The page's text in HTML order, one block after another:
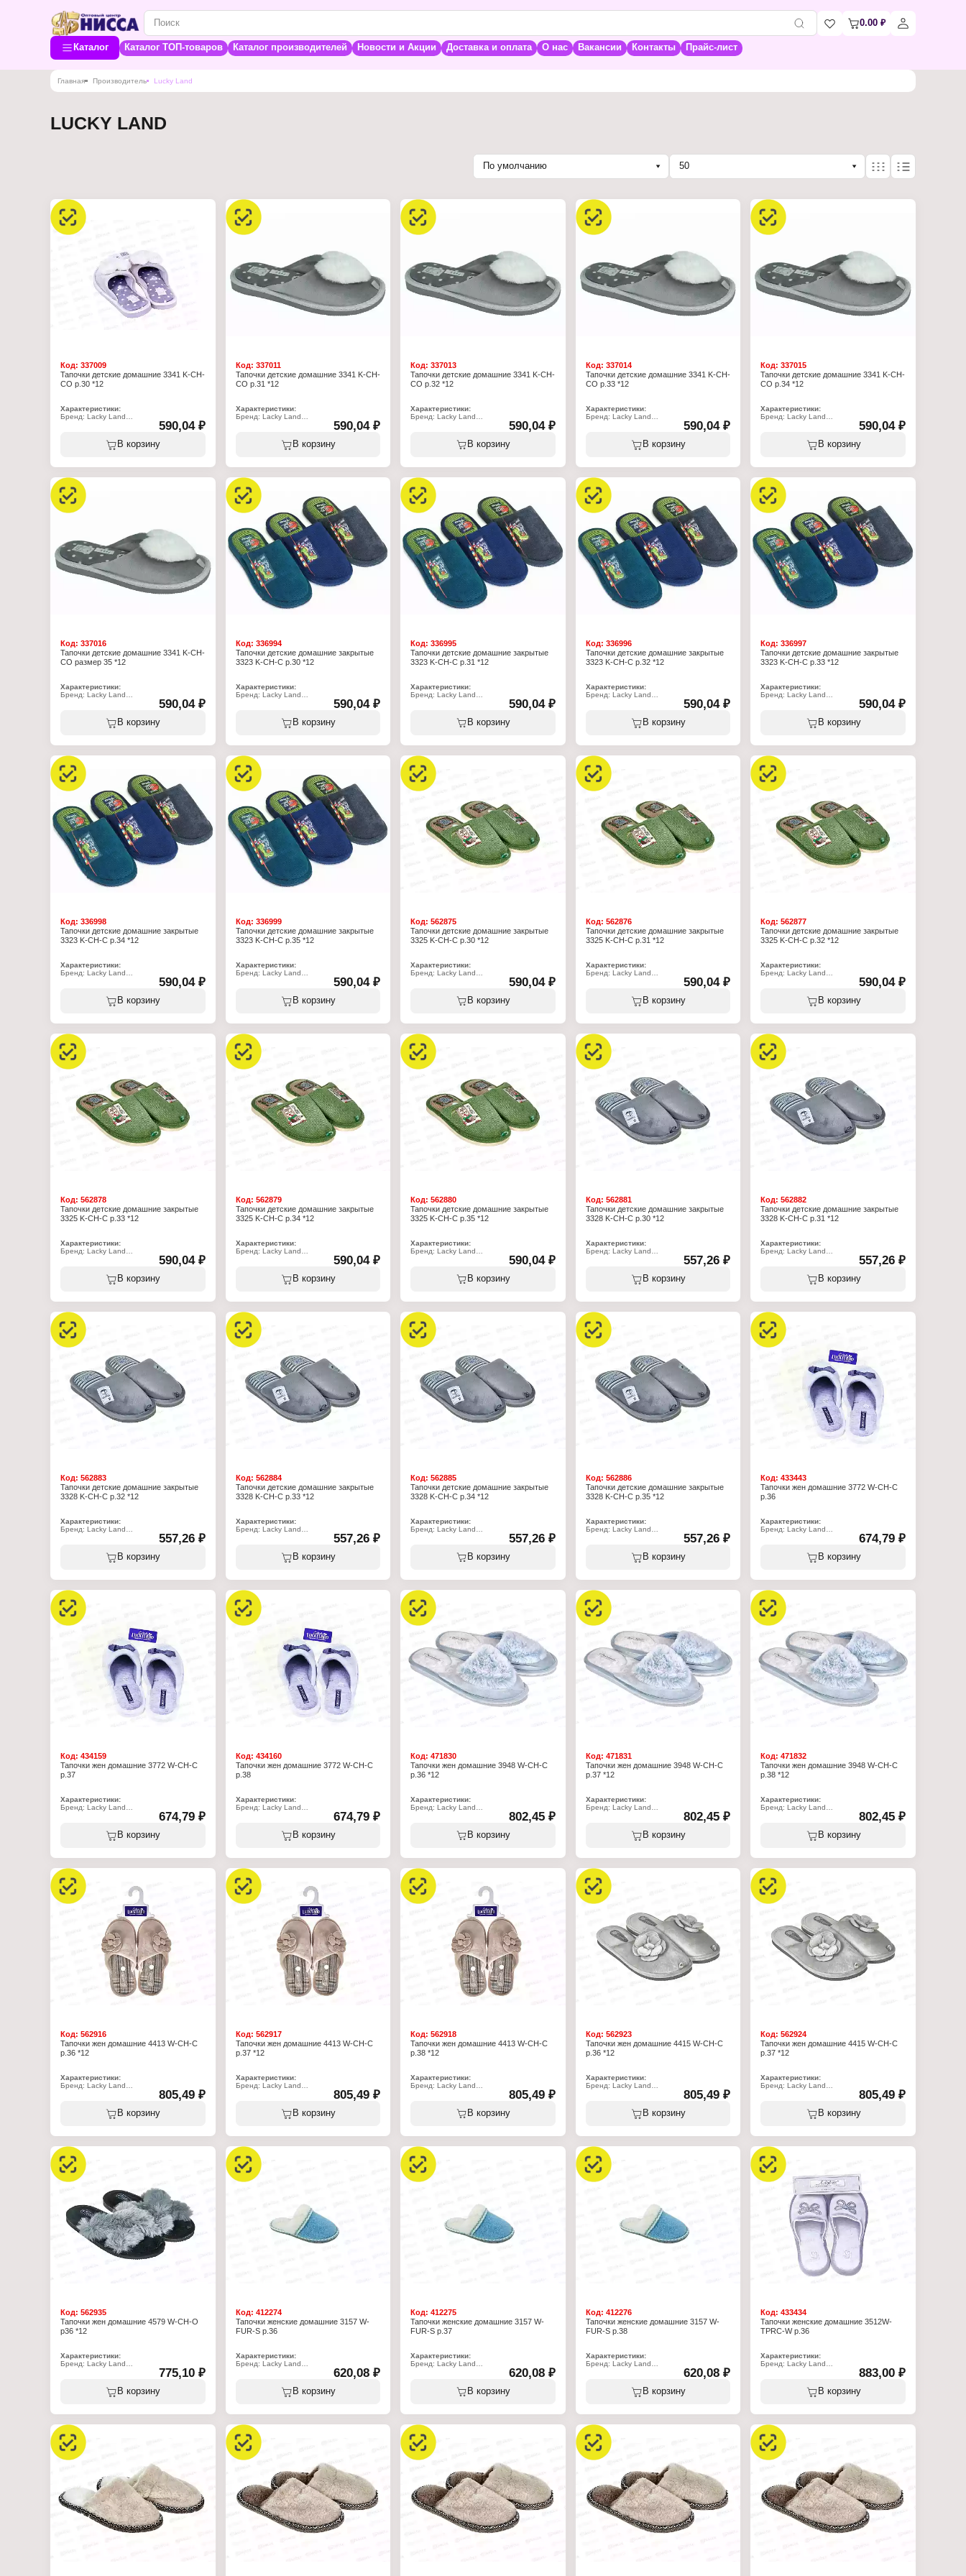
0.00 ₽
Каталог Каталог ТОП-товаров Каталог производителей Новости и Акции Доставка и оплата О нас Вакансии Контакты Прайс-лист
Главная Производитель Lucky Land
LUCKY LAND
По умолчанию 50
Код: 337009
Тапочки детские домашние 3341 K-CH-
CO р.30 *12
Характеристики:
Бренд: Lacky Land
Назначение: детские
Пол: для девочек
Вид задника: с открытой пяткой
Материал верха: полиэстер 100%
Материал подклада: полиэстер 70%,
хлопок 30%
Подошва: ЭВА
590,04 ₽
В корзину
Код: 337011
Тапочки детские домашние 3341 K-CH-
CO р.31 *12
Характеристики:
Бренд: Lacky Land
Назначение: детские
Пол: для девочек
Вид задника: с открытой пяткой
Материал верха: полиэстер 100%
Материал подклада: полиэстер 70%,
хлопок 30%
Подошва: ЭВА
Полнота: 5
Размер: 31 р-р
590,04 ₽
В корзину
Код:337013
Тапочки детские домашние 3341 K-CH-
CO р.32 *12
Характеристики:
Бренд: Lacky Land
Назначение: детские
Пол: для девочек
Вид задника: с открытой пяткой
Материал верха: полиэстер 100%
Материал подклада: полиэстер 70%,
хлопок 30%
Подошва: ЭВА
Полнота: 5
Размер: 32 р-р
590,04 ₽
В корзину
Код: 337014
Тапочки детские домашние 3341 K-CH-
CO р.33 *12
Характеристики:
Бренд: Lacky Land
Назначение: детские
Пол: для девочек
Вид задника: с открытой пяткой
Материал верха: полиэстер 100%
Материал подклада: полиэстер 70%,
хлопок 30%
Подошва: ЭВА
Полнота: 5
Размер: 33 р-р
590,04 ₽
В корзину
Код:337015
Тапочки детские домашние 3341 K-CH-
CO р.34 *12
Характеристики:
Бренд: Lacky Land
Назначение: детские
Пол: для девочек
Вид задника: с открытой пяткой
Материал верха: полиэстер 100%
Материал подклада: полиэстер 70%,
хлопок 30%
Подошва: ЭВА
Полнота: 5
Размер: 34 р-р
590,04 ₽
В корзину
Код: 337016
Тапочки детские домашние 3341 K-CH-
CO размер 35 *12
Характеристики:
Бренд: Lacky Land
Назначение: детские
Пол: для девочек
Вид задника: с открытой пяткой
Материал верха: полиэстер 100%
Материал подклада: полиэстер 70%,
хлопок 30%
Подошва: ЭВА
Полнота: 5
Размер: 35 р-р
590,04 ₽
В корзину
Код: 336994
Тапочки детские домашние закрытые
3323 K-CH-C р.30 *12
Характеристики:
Бренд: Lacky Land
Назначение: детские
Пол: для мальчиков
Вид задника: с открытой пяткой
Материал верха: полиэстер 100%
Материал подклада: полиэстер 70%,
хлопок 30%
Подошва: ЭВА
Полнота: 5
Высота каблука: 15 мм
Размер: 30 р-р
590,04 ₽
В корзину
Код:336995
Тапочки детские домашние закрытые
3323 K-CH-C р.31 *12
Характеристики:
Бренд: Lacky Land
Назначение: детские
Пол: для мальчиков
Вид задника: с открытой пяткой
Материал верха: полиэстер 100%
Материал подклада: полиэстер 70%,
хлопок 30%
Подошва: ЭВА
Высота каблука: 15 мм
Размер: 31 р-р
590,04 ₽
В корзину
Код: 336996
Тапочки детские домашние закрытые
3323 K-CH-C р.32 *12
Характеристики:
Бренд: Lacky Land
Назначение: детские
Пол: для мальчиков
Вид задника: с открытой пяткой
Материал верха: полиэстер 100%
Материал подклада: полиэстер 70%,
хлопок 30%
Подошва: ЭВА
Высота каблука: 15 мм
Размер: 32 р-р
590,04 ₽
В корзину
Код:336997
Тапочки детские домашние закрытые
3323 K-CH-C р.33 *12
Характеристики:
Бренд: Lacky Land
Назначение: детские
Пол: для мальчиков
Вид задника: с открытой пяткой
Материал верха: полиэстер 100%
Материал подклада: полиэстер 70%,
хлопок 30%
Подошва: ЭВА
Высота каблука: 15 мм
Размер: 33 р-р
590,04 ₽
В корзину
Код: 336998
Тапочки детские домашние закрытые
3323 K-CH-C р.34 *12
Характеристики:
Бренд: Lacky Land
Назначение: детские
Пол: для мальчиков
Вид задника: с открытой пяткой
Материал верха: полиэстер 100%
Материал подклада: полиэстер 70%,
хлопок 30%
Подошва: ЭВА
Высота каблука: 15 мм
Размер: 34 р-р
590,04 ₽
В корзину
Код: 336999
Тапочки детские домашние закрытые
3323 K-CH-C р.35 *12
Характеристики:
Бренд: Lacky Land
Назначение: детские
Пол: для мальчиков
Вид задника: с открытой пяткой
Материал верха: полиэстер 100%
Материал подклада: полиэстер 70%,
хлопок 30%
Подошва: ЭВА
Высота каблука: 15 мм
Размер: 35 р-р
590,04 ₽
В корзину
Код:562875
Тапочки детские домашние закрытые
3325 K-CH-C р.30 *12
Характеристики:
Бренд: Lacky Land
Назначение: детские
Пол: для мальчиков
Вид задника: с открытой пяткой
Материал верха: полиэстер 100%
Материал подклада: полиэстер 70%,
хлопок 30%
Подошва: ЭВА
Высота каблука: 15 мм
Размер: 30 р-р
590,04 ₽
В корзину
Код: 562876
Тапочки детские домашние закрытые
3325 K-CH-C р.31 *12
Характеристики:
Бренд: Lacky Land
Назначение: детские
Пол: для мальчиков
Вид задника: с открытой пяткой
Материал верха: полиэстер 100%
Материал подклада: полиэстер 70%,
хлопок 30%
Подошва: ЭВА
Высота каблука: 15 мм
Размер: 31 р-р
590,04 ₽
В корзину
Код:562877
Тапочки детские домашние закрытые
3325 K-CH-C р.32 *12
Характеристики:
Бренд: Lacky Land
Назначение: детские
Пол: для мальчиков
Вид задника: с открытой пяткой
Материал верха: полиэстер 100%
Материал подклада: полиэстер 70%,
хлопок 30%
Подошва: ЭВА
Высота каблука: 15 мм
Размер: 32 р-р
590,04 ₽
В корзину
Код: 562878
Тапочки детские домашние закрытые
3325 K-CH-C р.33 *12
Характеристики:
Бренд: Lacky Land
Назначение: детские
Пол: для мальчиков
Вид задника: с открытой пяткой
Материал верха: полиэстер 100%
Материал подклада: полиэстер 70%,
хлопок 30%
Подошва: ЭВА
Высота каблука: 15 мм
Размер: 33 р-р
590,04 ₽
В корзину
Код: 562879
Тапочки детские домашние закрытые
3325 K-CH-C р.34 *12
Характеристики:
Бренд: Lacky Land
Назначение: детские
Пол: для мальчиков
Вид задника: с открытой пяткой
Материал верха: полиэстер 100%
Материал подклада: полиэстер 70%,
хлопок 30%
Подошва: ЭВА
Высота каблука: 15 мм
Размер: 34 р-р
590,04 ₽
В корзину
Код:562880
Тапочки детские домашние закрытые
3325 K-CH-C р.35 *12
Характеристики:
Бренд: Lacky Land
Назначение: детские
Пол: для мальчиков
Вид задника: с открытой пяткой
Материал верха: полиэстер 100%
Материал подклада: полиэстер 70%,
хлопок 30%
Подошва: ЭВА
Высота каблука: 15 мм
Размер: 35 р-р
590,04 ₽
В корзину
Код: 562881
Тапочки детские домашние закрытые
3328 K-CH-C р.30 *12
Характеристики:
Бренд: Lacky Land
Назначение: детские
Пол: для мальчиков
Вид задника: с открытой пяткой
Материал верха: полиэстер 100%
Материал подклада: полиэстер 70%,
хлопок 30%
Подошва: ЭВА
Высота каблука: 15 мм
Размер: 30 р-р
557,26 ₽
В корзину
Код:562882
Тапочки детские домашние закрытые
3328 K-CH-C р.31 *12
Характеристики:
Бренд: Lacky Land
Назначение: детские
Пол: для мальчиков
Вид задника: с открытой пяткой
Материал верха: полиэстер 100%
Материал подклада: полиэстер 70%,
хлопок 30%
Подошва: ЭВА
Высота каблука: 15 мм
Размер: 31 р-р
557,26 ₽
В корзину
Код: 562883
Тапочки детские домашние закрытые
3328 K-CH-C р.32 *12
Характеристики:
Бренд: Lacky Land
Назначение: детские
Пол: для мальчиков
Вид задника: с открытой пяткой
Материал верха: полиэстер 100%
Материал подклада: полиэстер 70%,
хлопок 30%
Подошва: ЭВА
Высота каблука: 15 мм
Размер: 32 р-р
557,26 ₽
В корзину
Код: 562884
Тапочки детские домашние закрытые
3328 K-CH-C р.33 *12
Характеристики:
Бренд: Lacky Land
Назначение: детские
Пол: для мальчиков
Вид задника: с открытой пяткой
Материал верха: полиэстер 100%
Материал подклада: полиэстер 70%,
хлопок 30%
Подошва: ЭВА
Высота каблука: 15 мм
Размер: 33 р-р
557,26 ₽
В корзину
Код:562885
Тапочки детские домашние закрытые
3328 K-CH-C р.34 *12
Характеристики:
Бренд: Lacky Land
Назначение: детские
Пол: для мальчиков
Вид задника: с открытой пяткой
Материал верха: полиэстер 100%
Материал подклада: полиэстер 70%,
хлопок 30%
Подошва: ЭВА
Полнота: 5
Высота каблука: 15 мм
Размер: 34 р-р
557,26 ₽
В корзину
Код: 562886
Тапочки детские домашние закрытые
3328 K-CH-C р.35 *12
Характеристики:
Бренд: Lacky Land
Назначение: детские
Пол: для мальчиков
Вид задника: с открытой пяткой
Материал верха: полиэстер 100%
Материал подклада: полиэстер 70%,
хлопок 30%
Подошва: ЭВА
Полнота: 5
Высота каблука: 15 мм
Размер: 35 р-р
557,26 ₽
В корзину
Код:433443
Тапочки жен домашние 3772 W-CH-C
р.36
Характеристики:
Бренд: Lacky Land
Назначение: взрослые
Вид задника: с открытой пяткой
Материал верха: полиэстер 100%
Материал подклада: полиэстер 100%
Подошва: ЭВА
Полнота: 7
Размер: 36 р-р
674,79 ₽
В корзину
Код: 434159
Тапочки жен домашние 3772 W-CH-C
р.37
Характеристики:
Бренд: Lacky Land
Назначение: взрослые
Вид задника: с открытой пяткой
Материал верха: полиэстер 100%
Материал подклада: полиэстер 100%
Подошва: ЭВА
Полнота: 7
674,79 ₽
В корзину
Код: 434160
Тапочки жен домашние 3772 W-CH-C
р.38
Характеристики:
Бренд: Lacky Land
Назначение: взрослые
Вид задника: с открытой пяткой
Материал верха: полиэстер 100%
Материал подклада: полиэстер 100%
Подошва: ЭВА
Полнота: 7
674,79 ₽
В корзину
Код:471830
Тапочки жен домашние 3948 W-CH-C
р.36 *12
Характеристики:
Бренд: Lacky Land
Назначение: взрослые
Вид задника: с открытой пяткой
Материал верха: полиэстер 100%
Материал подклада: полиэстер 100%
Подошва: ЭВА
Полнота: 7
802,45 ₽
В корзину
Код: 471831
Тапочки жен домашние 3948 W-CH-C
р.37 *12
Характеристики:
Бренд: Lacky Land
Назначение: взрослые
Вид задника: с открытой пяткой
Материал верха: полиэстер 100%
Материал подклада: полиэстер 100%
Подошва: ЭВА
Полнота: 7
802,45 ₽
В корзину
Код:471832
Тапочки жен домашние 3948 W-CH-C
р.38 *12
Характеристики:
Бренд: Lacky Land
Назначение: взрослые
Вид задника: с открытой пяткой
Материал верха: полиэстер 100%
Материал подклада: полиэстер 100%
Подошва: ЭВА
Полнота: 7
802,45 ₽
В корзину
Код: 562916
Тапочки жен домашние 4413 W-CH-C
р.36 *12
Характеристики:
Бренд: Lacky Land
Назначение: взрослые
Вид задника: с открытой пяткой
Материал верха: полиэстер 100%
Материал подклада: полиэстер 100%
Подошва: ЭВА
Полнота: 7
805,49 ₽
В корзину
Код: 562917
Тапочки жен домашние 4413 W-CH-C
р.37 *12
Характеристики:
Бренд: Lacky Land
Назначение: взрослые
Вид задника: с открытой пяткой
Материал верха: полиэстер 100%
Материал подклада: полиэстер 100%
Подошва: ЭВА
Полнота: 7
805,49 ₽
В корзину
Код:562918
Тапочки жен домашние 4413 W-CH-C
р.38 *12
Характеристики:
Бренд: Lacky Land
Назначение: взрослые
Вид задника: с открытой пяткой
Материал верха: полиэстер 100%
Материал подклада: полиэстер 100%
Подошва: ЭВА
Полнота: 7
805,49 ₽
В корзину
Код: 562923
Тапочки жен домашние 4415 W-CH-C
р.36 *12
Характеристики:
Бренд: Lacky Land
Назначение: взрослые
Вид задника: с открытой пяткой
Материал верха: полиэстер 100%
Материал подклада: полиэстер 100%
Подошва: ЭВА
Полнота: 7
805,49 ₽
В корзину
Код:562924
Тапочки жен домашние 4415 W-CH-C
р.37 *12
Характеристики:
Бренд: Lacky Land
Назначение: взрослые
Вид задника: с открытой пяткой
Материал верха: полиэстер 100%
Материал подклада: полиэстер 100%
Подошва: ЭВА
Полнота: 7
Размер: 37 р-р
805,49 ₽
В корзину
Код: 562935
Тапочки жен домашние 4579 W-CH-O
р36 *12
Характеристики:
Бренд: Lacky Land
Назначение: взрослые
Вид задника: с открытой пяткой
Материал верха: искусственный мех
Материал подклада: полиэстер 100%
Подошва: ЭВА
Полнота: 7
775,10 ₽
В корзину
Код: 412274
Тапочки женcкие домашние 3157 W-
FUR-S р.36
Характеристики:
Бренд: Lacky Land
Назначение: взрослые
Вид задника: с открытой пяткой
Материал верха: искусственный мех
Материал подклада: искусственный мех
Подошва: войлок (100% полиэстер)
Полнота: 7
620,08 ₽
В корзину
Код:412275
Тапочки женcкие домашние 3157 W-
FUR-S р.37
Характеристики:
Бренд: Lacky Land
Назначение: взрослые
Вид задника: с открытой пяткой
Материал верха: искусственный мех
Материал подклада: искусственный мех
Подошва: войлок (100% полиэстер)
Полнота: 7
620,08 ₽
В корзину
Код: 412276
Тапочки женcкие домашние 3157 W-
FUR-S р.38
Характеристики:
Бренд: Lacky Land
Назначение: взрослые
Вид задника: с открытой пяткой
Материал верха: искусственный мех
Материал подклада: искусственный мех
Подошва: войлок (100% полиэстер)
Полнота: 7
620,08 ₽
В корзину
Код:433434
Тапочки женcкие домашние 3512W-
TPRC-W р.36
Характеристики:
Бренд: Lacky Land
Назначение: взрослые
Вид задника: с открытой пяткой
Материал верха: хлопок 30%, полиэстер
70%
Материал подклада: хлопок 30%,
полиэстер 70%
Полнота: 7
Размер: 36 р-р
883,00 ₽
В корзину